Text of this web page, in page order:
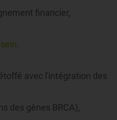
financier,
.
avec l'intégration des
des gènes BRCA),